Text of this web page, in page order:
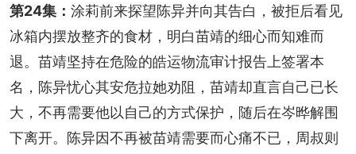
第24集： 涂莉前来探望陈异并向其告白，被拒后看见
冰箱内摆放整齐的食材，明白苗靖的细心而知难而
退。苗靖坚持在危险的皓运物流审计报告上签署本
名，陈异忧心其安危拉她劝阻，苗靖却直言自己已长
大，不再需要他以自己的方式保护，随后在岑晔解围
下离开。陈异因不再被苗靖需要而心痛不已，周叔则